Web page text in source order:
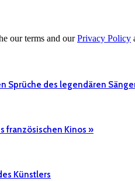
our terms and ourPrivacy Policy
Sprüche des legendären
französischen Kinos »
Künstlers